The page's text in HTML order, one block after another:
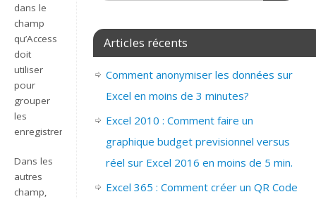
dans le
champ
qu’Access
doit
utiliser
pour
grouper
les
enregistrements.
Dans les
autres
champ,
Articles récents
Comment anonymiser les données sur
Excel en moins de 3 minutes?
Excel 2010 : Comment faire un
graphique budget previsionnel versus
réel sur Excel 2016 en moins de 5 min.
Excel 365 : Comment créer un QR Code